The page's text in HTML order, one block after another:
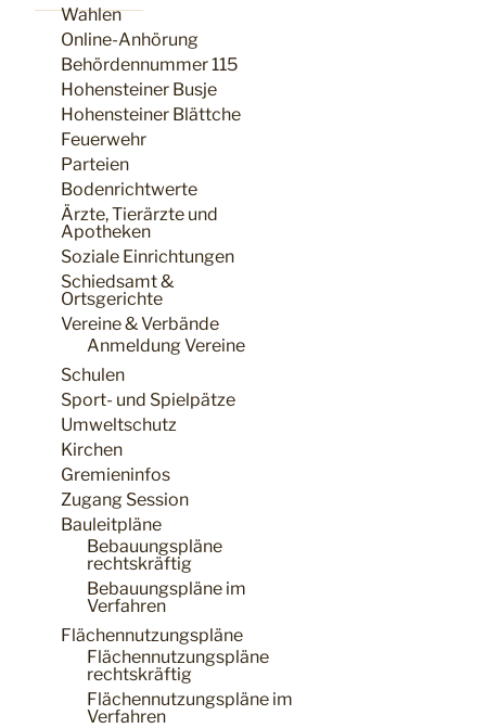
Wahlen
Online-Anhörung
Behördennummer 115
Hohensteiner Busje
Hohensteiner Blättche
Feuerwehr
Parteien
Bodenrichtwerte
Ärzte, Tierärzte und
Apotheken
Soziale Einrichtungen
Schiedsamt &
Ortsgerichte
Vereine & Verbände
Anmeldung Vereine
Schulen
Sport- und Spielpätze
Umweltschutz
Kirchen
Gremieninfos
Zugang Session
Bauleitpläne
Bebauungspläne
rechtskräftig
Bebauungspläne im
Verfahren
Flächennutzungspläne
Flächennutzungspläne
rechtskräftig
Flächennutzungspläne im
Verfahren